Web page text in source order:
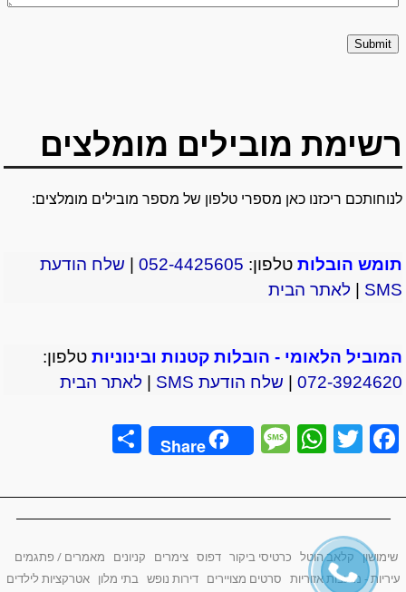
רשימת מובילים מומלצים
לנוחותכם ריכזנו כאן מספרי טלפון של מספר מובילים מומלצים:
תומש הובלות טלפון: 052-4425605
| שלח הודעת
SMS
|לאתר הבית
המוביל הלאומי - הובלות קטנות ובינוניות טלפון:
072-3924620
| שלח הודעת SMS |לאתר הבית
F
c
e
b
o
T
tt
er
W
at
s
A
p
M
ss
a
g
e
Share
ar
e
שימושון קלאב הוטל כרטיסי ביקור דפוס צימרים קניונים
מאמרים / פתגמים
עיריות - מועצות אזוריות סרטים מצויירים דירות נופש בתי מלון אטרקציות לילדים